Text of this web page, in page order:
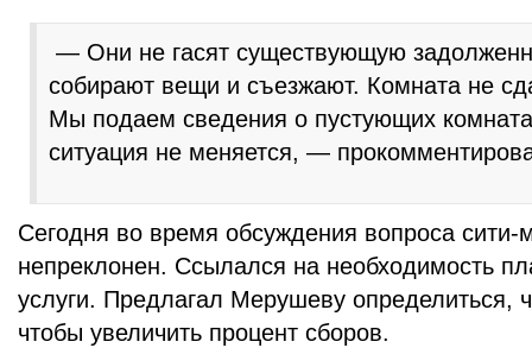
— Они не гасят существующую
собирают вещи и съезжают. Комната не
Мы подаем сведения о пустующих
ситуация не меняется, —
Сегодня во время обсуждения вопроса
непреклонен. Ссылался на необходимость
услуги. Предлагал Мерушеву определиться,
чтобы увеличить процент сборов.